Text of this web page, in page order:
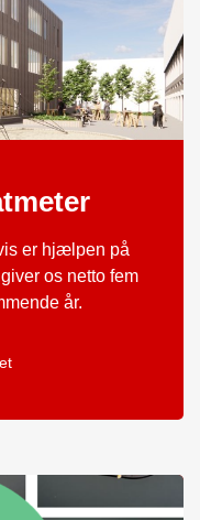
er hjælpen på
os netto fem
år.